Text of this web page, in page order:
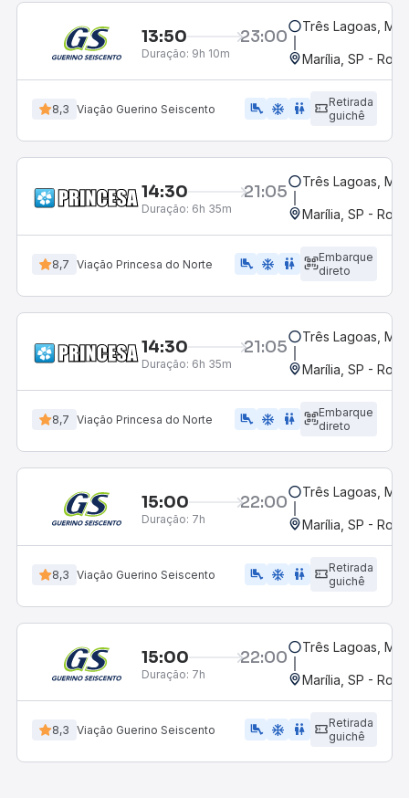
13:50 23:00
Duração: 9h 10m
Três Lagoas, MS
Marília, SP -
8,3 Viação Guerino Seiscento airline_seat_legroom_extra ac_unit wc
Retirada
guichê
14:30 21:05
Duração: 6h 35m
Três Lagoas, MS
Marília, SP -
8,7 Viação Princesa do Norte airline_seat_legroom_extra ac_unit WC
Embarque
direto
14:30 21:05
Duração: 6h 35m
Três Lagoas, MS
Marília, SP -
8,7 Viação Princesa do Norte airline_seat_legroom_extra ac_unit wc
Embarque
direto
15:00 22:00
Duração: 7h
Três Lagoas, MS
Marília, SP -
8,3 Viação Guerino Seiscento airline_seat_legroom_extra ac_unit WC
Retirada
guichê
15:00 22:00
Duração: 7h
Três Lagoas, MS
Marília, SP -
8,3 Viação Guerino Seiscento airline_seat_legroom_extra ac_unit wc
Retirada
guichê